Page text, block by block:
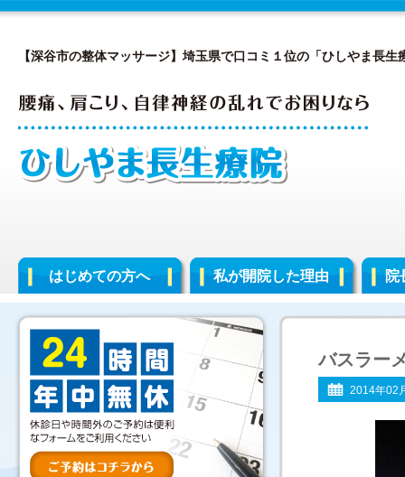
【深谷市の整体マッサージ】埼玉県で口コミ１位の「ひしやま長生
はじめての方へ 私が開院した理由 院
バスラー
2014年02